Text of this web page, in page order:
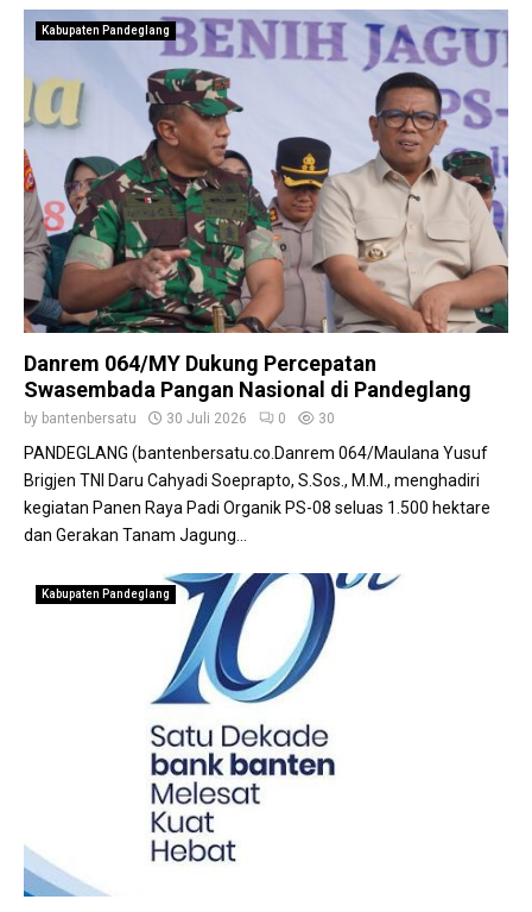
Kabupaten Pandeglang
Danrem 064/MY Dukung Percepatan
Swasembada Pangan Nasional di Pandeglang
by bantenbersatu 30 Juli 2026 0 30
PANDEGLANG (bantenbersatu.co.Danrem 064/Maulana Yusuf
Brigjen TNI Daru Cahyadi Soeprapto, S.Sos., M.M., menghadiri
kegiatan Panen Raya Padi Organik PS-08 seluas 1.500 hektare
dan Gerakan Tanam Jagung...
Kabupaten Pandeglang